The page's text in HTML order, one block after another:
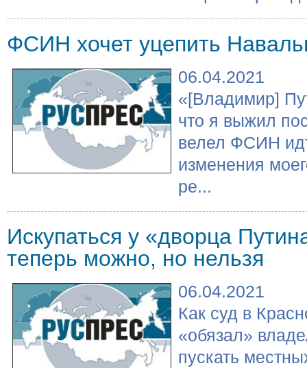
ФСИН хочет уцепить
06.04.2021
«[Владимир]
что я выжил
велел ФСИН
изменения
ре...
Искупаться у «дворца
теперь можно, но нельзя
06.04.2021
Как суд в
«обязал»
пускать